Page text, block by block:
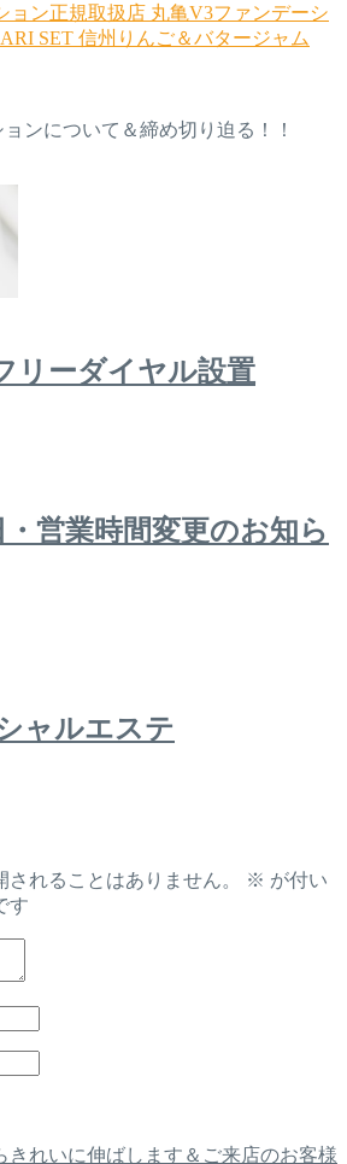
ョン正規取扱店 丸亀V3ファンデーシ
SET 信州りんご＆バタージャム
ンについて＆締め切り迫る！！
リーダイヤル設置
営業時間変更のお知ら
ャルエステ
されることはありません。 ※ が付い
す